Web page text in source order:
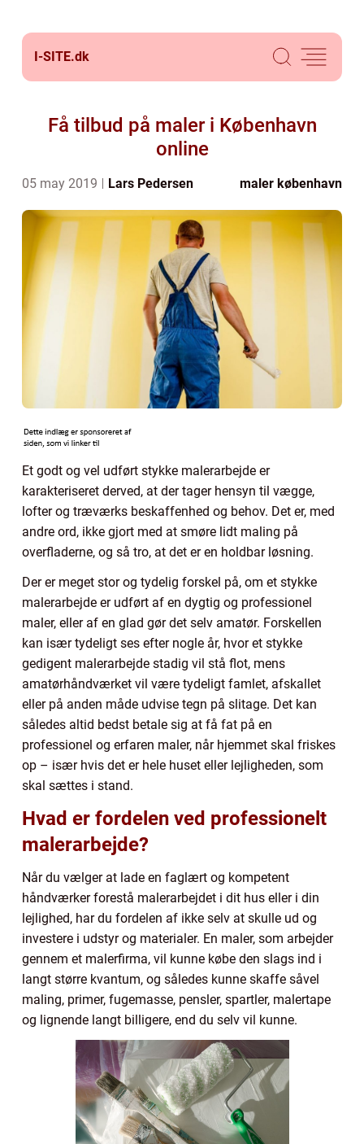
I-SITE.dk
Få tilbud på maler i København
online
05 may 2019 Lars Pedersen maler københavn
Et godt og vel udført stykke malerarbejde er
karakteriseret derved, at der tager hensyn til vægge,
lofter og træværks beskaffenhed og behov. Det er, med
andre ord, ikke gjort med at smøre lidt maling på
overfladerne, og så tro, at det er en holdbar løsning.
Der er meget stor og tydelig forskel på, om et stykke
malerarbejde er udført af en dygtig og professionel
maler, eller af en glad gør det selv amatør. Forskellen
kan især tydeligt ses efter nogle år, hvor et stykke
gedigent malerarbejde stadig vil stå flot, mens
amatørhåndværket vil være tydeligt famlet, afskallet
eller på anden måde udvise tegn på slitage. Det kan
således altid bedst betale sig at få fat på en
professionel og erfaren maler, når hjemmet skal friskes
op – især hvis det er hele huset eller lejligheden, som
skal sættes i stand.
Hvad er fordelen ved professionelt
malerarbejde?
Når du vælger at lade en faglært og kompetent
håndværker forestå malerarbejdet i dit hus eller i din
lejlighed, har du fordelen af ikke selv at skulle ud og
investere i udstyr og materialer. En maler, som arbejder
gennem et malerfirma, vil kunne købe den slags ind i
langt større kvantum, og således kunne skaffe såvel
maling, primer, fugemasse, pensler, spartler, malertape
og lignende langt billigere, end du selv vil kunne.